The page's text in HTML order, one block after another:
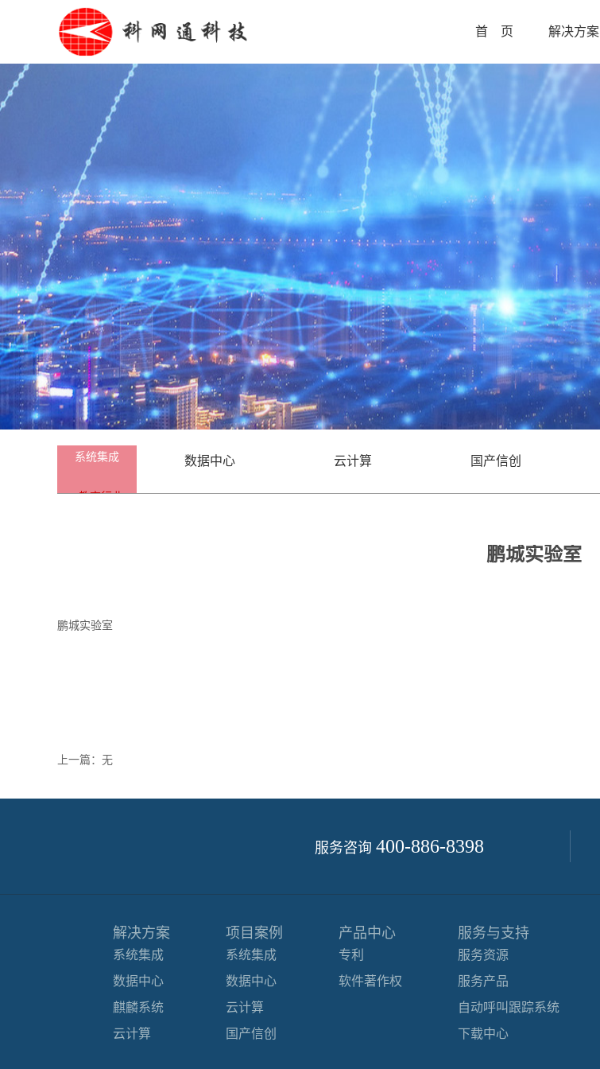
首 页 解决方案
系统集成
教育行业
数据中心 云计算 国产信创
鹏城实验室
鹏城实验室
上一篇：无
服务咨询 400-886-8398
解决方案
系统集成
数据中心
麒麟系统
云计算
项目案例
系统集成
数据中心
云计算
国产信创
产品中心
专利
软件著作权
服务与支持
服务资源
服务产品
自动呼叫跟踪系统
下载中心